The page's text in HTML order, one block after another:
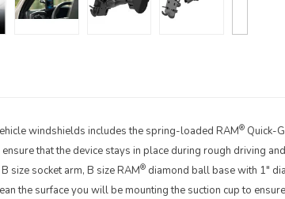
windshields includes the spring-loaded RAM® Quick-
that the device stays in place during rough driving
size socket arm, B size RAM® diamond ball base with 1"
the surface you will be mounting the suction cup to